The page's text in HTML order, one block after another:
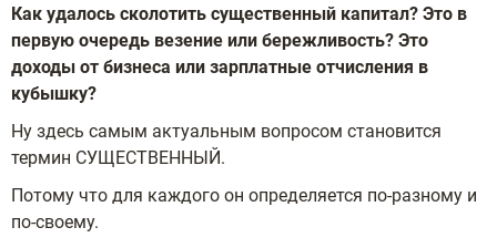
Как удалось сколотить существенный капитал? Это в
первую очередь везение или бережливость? Это
доходы от бизнеса или зарплатные отчисления в
кубышку?
Ну здесь самым актуальным вопросом становится
термин СУЩЕСТВЕННЫЙ.
Потому что для каждого он определяется по-разному и
по-своему.